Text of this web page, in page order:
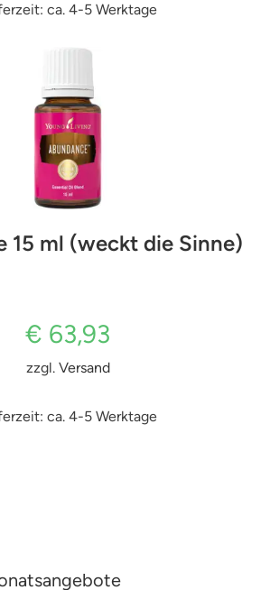
ca. 4-5 Werktage
15 ml (weckt die Sinne)
€ 63,93
zzgl. Versand
ca. 4-5 Werktage